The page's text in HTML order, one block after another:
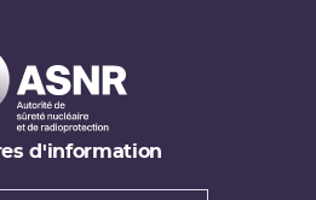
d'information